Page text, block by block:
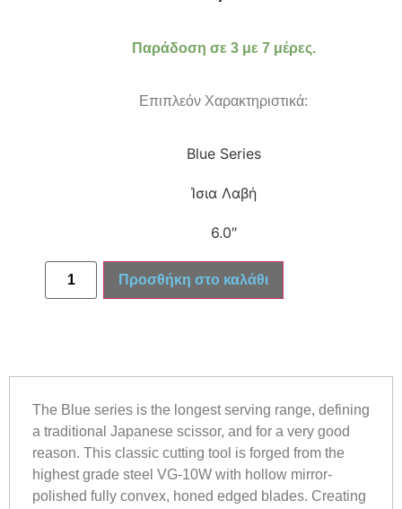
Παράδοση σε 3 με 7 μέρες.
Επιπλεόν Χαρακτηριστικά:
Blue Series
Ίσια Λαβή
6.0″
Προσθήκη στο καλάθι
The Blue series is the longest serving range, defining
a traditional Japanese scissor, and for a very good
reason. This classic cutting tool is forged from the
highest grade steel VG-10W with hollow mirror-
polished fully convex, honed edged blades. Creating